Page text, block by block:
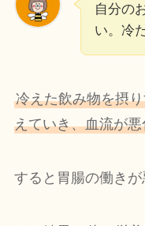
自分の
い。冷
冷えた飲み物を摂
えていき、血流が悪
すると胃腸の働きが